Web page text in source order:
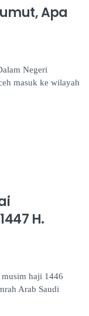
Apa
Negeri
masuk ke wilayah
H.
haji 1446
Arab Saudi